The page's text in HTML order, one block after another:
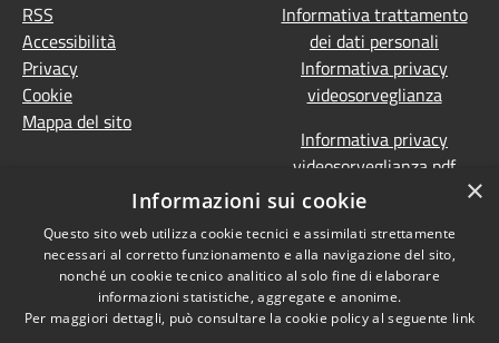
RSS
Accessibilità
Privacy
Cookie
Mappa del sito
Informativa trattamento
dei dati personali
Informativa privacy
videosorveglianza
Informativa privacy
videosorveglianza pdf
Dichiarazione di
Obiettivi accessibilità
Prevenzione della
corruzione - Segnalazione
di illeciti(Whistleblowing)
×
Informazioni sui cookie
Questo sito web utilizza cookie tecnici e assimilati strettamente
necessari al corretto funzionamento e alla navigazione del sito,
nonché un cookie tecnico analitico al solo fine di elaborare
informazioni statistiche, aggregate e anonime.
Per maggiori dettagli, può consultare la cookie policy al seguente link